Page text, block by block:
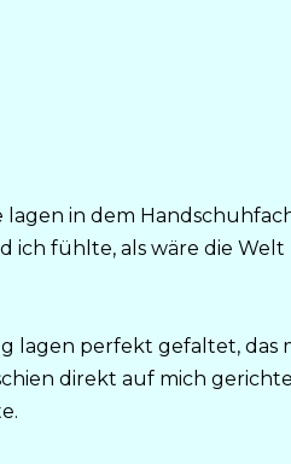
lagen in dem
ich fühlte, als wäre die
lagen perfekt gefaltet, das
direkt auf mich